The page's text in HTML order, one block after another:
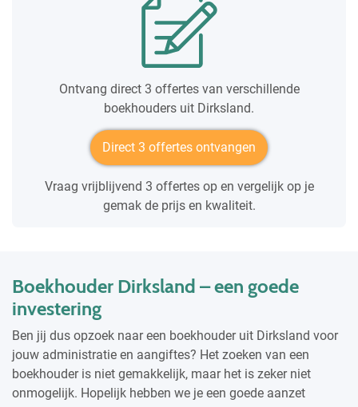
Ontvang direct 3 offertes van verschillende
boekhouders uit Dirksland.
Direct 3 offertes ontvangen
Vraag vrijblijvend 3 offertes op en vergelijk op je
gemak de prijs en kwaliteit.
Boekhouder Dirksland – een goede
investering
Ben jij dus opzoek naar een boekhouder uit Dirksland voor
jouw administratie en aangiftes? Het zoeken van een
boekhouder is niet gemakkelijk, maar het is zeker niet
onmogelijk. Hopelijk hebben we je een goede aanzet